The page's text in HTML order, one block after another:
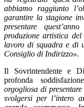
abbiamo raggiunto
garantire la stagione
presentare
produzione artistica
lavoro di squadra e di
Consiglio di Indirizzo».
Il Sovrintendente e
profonda
orgogliosa di
svolgersi per l’intero